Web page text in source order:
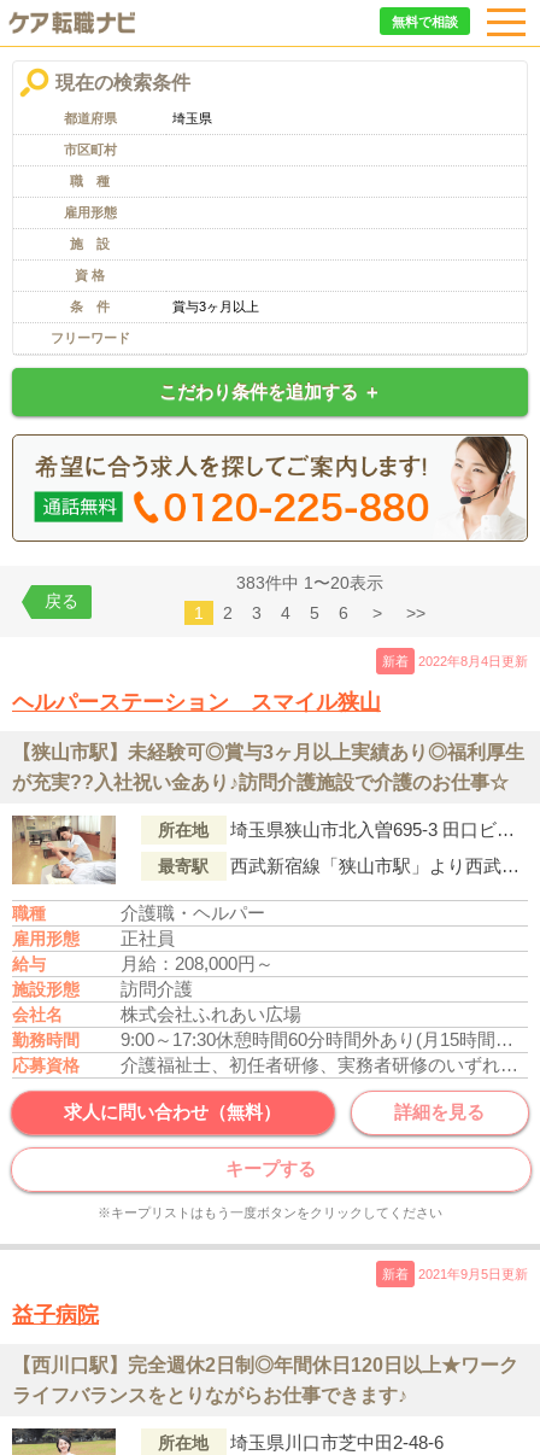
無料で相談
現在の検索条件
都道府県 埼玉県
市区町村
職 種
雇用形態
施 設
資 格
条 件 賞与3ヶ月以上
フリーワード
こだわり条件を追加する ＋
383件中 1〜20表示
1
2 3 4 5 6 > >>
戻る
新着 2022年8月4日更新
ヘルパーステーション スマイル狭山
【狭山市駅】未経験可◎賞与3ヶ月以上実績あり◎福利厚生
が充実??入社祝い金あり♪訪問介護施設で介護のお仕事☆
所在地 埼玉県狭山市北入曽695-3 田口ビル事務所1階
最寄駅 西武新宿線「狭山市駅」より西武バス『狭山31・狭山台団地』行「御狩場」下車徒歩2分
職種 介護職・ヘルパー
雇用形態 正社員
給与 月給：208,000円～
施設形態 訪問介護
会社名 株式会社ふれあい広場
勤務時間 9:00～17:30休憩時間60分時間外あり(月15時間未満)
応募資格 介護福祉士、初任者研修、実務者研修のいずれかの資格をお持ちの方
求人に問い合わせ（無料） 詳細を見る
キープする
※キープリストはもう一度ボタンをクリックしてください
新着 2021年9月5日更新
益子病院
【西川口駅】完全週休2日制◎年間休日120日以上★ワーク
ライフバランスをとりながらお仕事できます♪
所在地 埼玉県川口市芝中田2-48-6